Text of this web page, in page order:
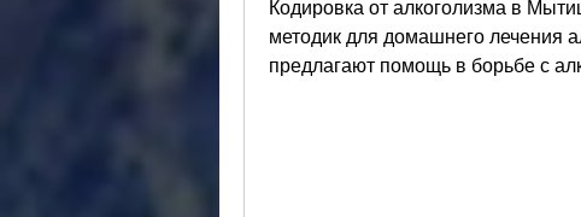
Кодировка от алкоголизма в
методик для домашнего лечения
предлагают помощь в борьбе с